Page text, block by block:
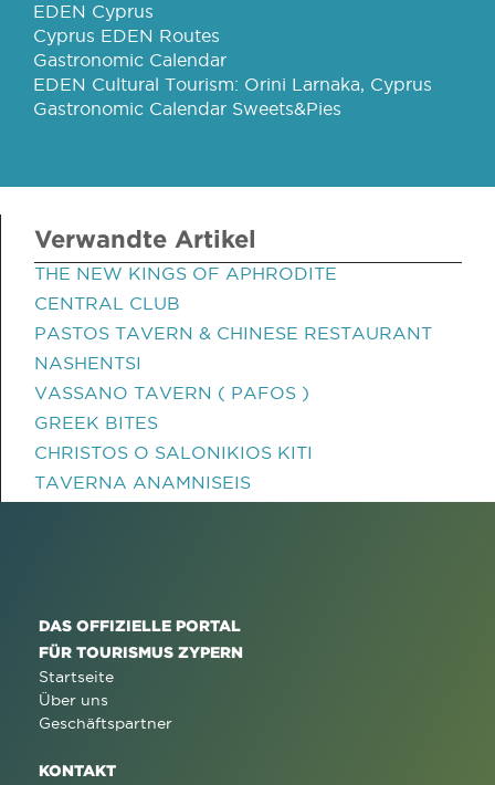
EDEN Cyprus
Cyprus EDEN Routes
Gastronomic Calendar
EDEN Cultural Tourism: Orini Larnaka, Cyprus
Gastronomic Calendar Sweets&Pies
Verwandte Artikel
THE NEW KINGS OF APHRODITE
CENTRAL CLUB
PASTOS TAVERN & CHINESE RESTAURANT
NASHENTSI
VASSANO TAVERN ( PAFOS )
GREEK BITES
CHRISTOS O SALONIKIOS KITI
TAVERNA ANAMNISEIS
DAS OFFIZIELLE PORTAL
FÜR TOURISMUS ZYPERN
Startseite
Über uns
Geschäftspartner
KONTAKT